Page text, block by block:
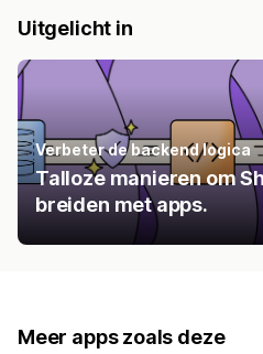
Uitgelicht in
Verbeter de backend logica
Talloze manieren om
breiden met apps.
Meer apps zoals deze